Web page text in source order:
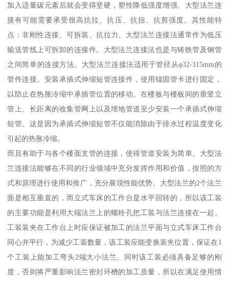
加入适量碳元素后就会变得坚硬，塑性降低强度增强。大型法兰连
接有可能需要承受很高抗拉、抗压、抗扭、抗剪强度。其性能特
点：非刚性连接、可拆装、抗拉力。大型法兰连接法通常作为低压
输送管线上可拆卸的连接件。大型法兰连接法也是与铸铁管及钢管
之间简单的连接方法。大型法兰连接法适用于管径从φ32-315mm的
管件连接。安装承插式伸缩短管连接件，使用锚固管卡进行固定，
以防止在热胀冷缩中承插管位置的移动。在楼板与楼板间的垂竖立
管上、长距离的收集管网上以及埋地管道至少安装一个承插式伸缩
短管。这是因为承插式伸缩短管不仅能消除由于排水过程温度变化
引起的热胀冷缩。
而且有助于与各个楼面支管的连接，使得管道安装为简单。大型法
兰连接法能够在不同的行业领域中充分发挥作用和价值，按照的方
式和原理进行使用和推广，充分展现性能优势。大型法兰的2个法兰
面是相互垂直的，而立式车床的工作台是水平回转的，所以该工装
的主要功能是利用大端法兰上的螺栓孔把工装与法兰连接在一起。
工装装夹在工作台上时应保证被加工的法兰平面与立式车床工作台
同心并平行，为减少工装数量，该工装应能变换装夹位置，保证在1
个工装上能加工弯头2端大小法兰。同时该工装必须具备足够的刚
度，否则将严重影响法兰密封环槽的加工质量，所以在满足使用情